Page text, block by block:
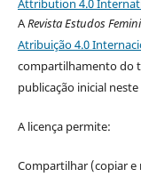
Attribution 4.0
ARevista Estudos
Atribuição 4.0
compartilhamento do
publicação inicial
A licença permite:
Compartilhar (copiar